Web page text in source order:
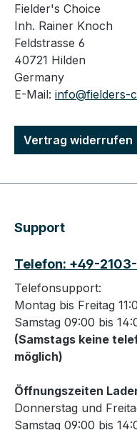
Fielder's Choice
Inh. Rainer Knoch
Feldstrasse 6
40721 Hilden
Germany
E-Mail: info@fielders-
Vertrag widerrufen
Support
Telefon: +49-
Telefonsupport:
Montag bis Freitag
Samstag 09:00 bis
(Samstags keine
möglich)
Öffnungszeiten
Donnerstag und
Samstag 09:00 bis